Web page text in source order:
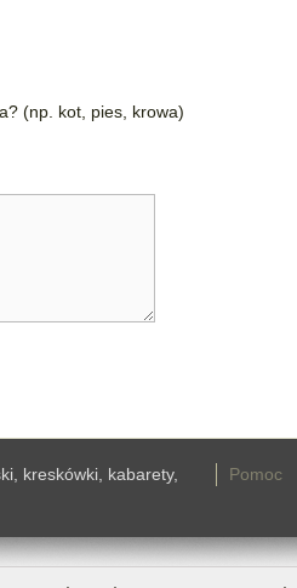
(np. kot, pies, krowa)
kreskówki, kabarety,
Pomoc